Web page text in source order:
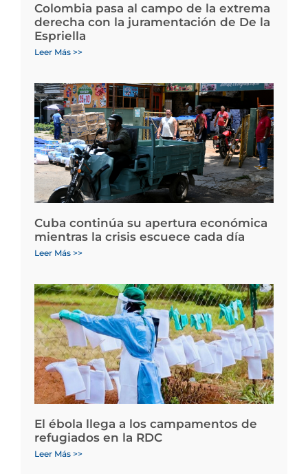
Colombia pasa al campo de la extrema
derecha con la juramentación de De la
Espriella
Leer Más >>
Cuba continúa su apertura económica
mientras la crisis escuece cada día
Leer Más >>
El ébola llega a los campamentos de
refugiados en la RDC
Leer Más >>